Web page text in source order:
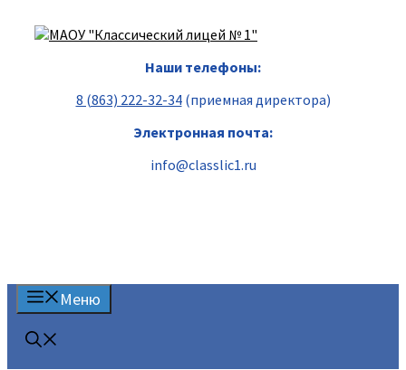
Наши телефоны:
8 (863) 222-32-34(приемная директора)
Электронная почта:
info@classlic1.ru
Меню